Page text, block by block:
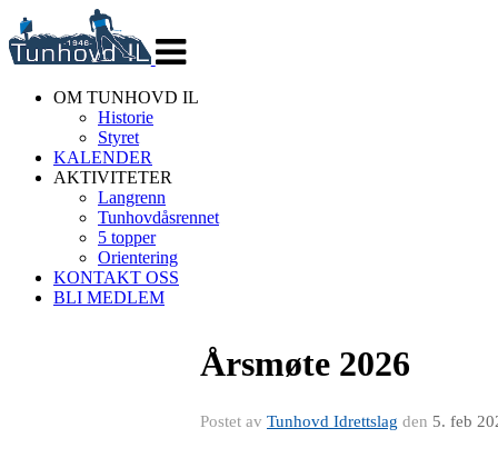
navigasjon
OM TUNHOVD IL
Historie
Styret
KALENDER
AKTIVITETER
Langrenn
Tunhovdåsrennet
5 topper
Orientering
KONTAKT OSS
BLI MEDLEM
Årsmøte 2026
Postet av Tunhovd Idrettslag den 5. feb